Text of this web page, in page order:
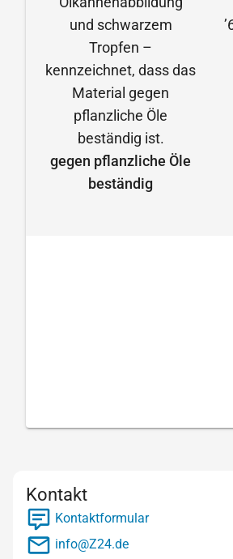
gegen pflanzliche Öle
beständig
Kontakt
Kontaktformular
info@Z24.de